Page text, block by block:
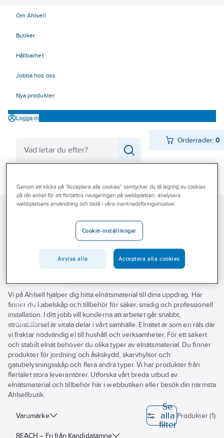
Om Ahlsell
Butiker
Hållbarhet
Jobba hos oss
Nya produkter
Logga in
Orderrader:0
Varumärken
Vårt erbjudande
Bli kund
Aktuellt
Vi på Ahlsell hjälper dig hitta elnätsmaterial till dina uppdrag. Här
finner du kabelskåp och tillbehör för säker, smidig och professionell
installation. I ditt jobb vill kunderna att arbetet går snabbt,
strömtillförsel är vitala delar i vårt samhälle. Elnätet är som en räls där
vi fraktar nödvändig el till hushåll och verksamheter. För ett säkert
och stabilt elnät behöver du olika typer av elnätsmaterial. Du finner
produkter för jordning och åskskydd, skarvhylsor och
gatubelysningsskåp och flera andra typer. Vi har produkter från
flertalet stora leverantörer. Utforska vårt breda utbud av
elnätsmaterial och tillbehör här i webbutiken eller besök din närmsta
Ahlsellbutik.
Varumärke
REACH – Fri från Kandidatämne
Se
alla
filter
Produkter (1)
Genom att klicka på "Acceptera alla cookies" samtycker du till lagring av cookies
på din enhet för att förbättra navigeringen på webbplatsen, analysera
webbplatsens användning och bistå i våra marknadsföringsinsatser.
Cookie-inställningar
Avvisa alla Acceptera alla cookies